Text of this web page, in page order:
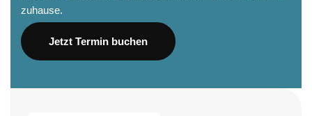
zuhause.
Jetzt Termin buchen